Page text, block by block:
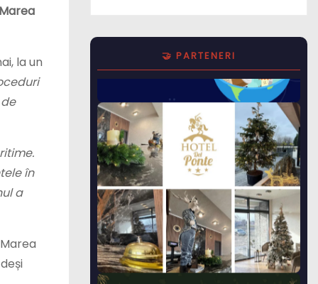
la un
în
a
🤝 PARTENERI